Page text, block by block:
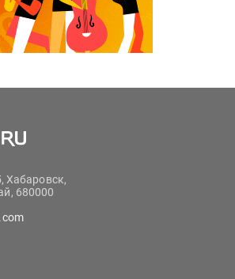
Хабаровск,
680000